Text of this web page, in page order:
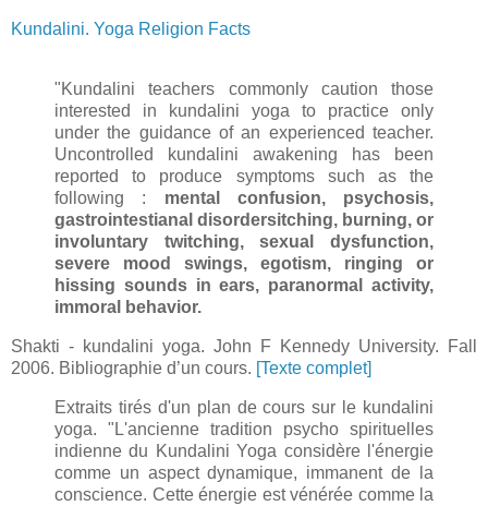
Kundalini. Yoga Religion Facts
"Kundalini teachers commonly caution those
interested in kundalini yoga to practice only
under the guidance of an experienced teacher.
Uncontrolled kundalini awakening has been
reported to produce symptoms such as the
following : mental confusion, psychosis,
gastrointestianal disordersitching, burning, or
involuntary twitching, sexual dysfunction,
severe mood swings, egotism, ringing or
hissing sounds in ears, paranormal activity,
immoral behavior.
Shakti - kundalini yoga. John F Kennedy University. Fall
2006. Bibliographie d’un cours. [Texte complet]
Extraits tirés d'un plan de cours sur le kundalini
yoga. "L'ancienne tradition psycho spirituelles
indienne du Kundalini Yoga considère l'énergie
comme un aspect dynamique, immanent de la
conscience. Cette énergie est vénérée comme la